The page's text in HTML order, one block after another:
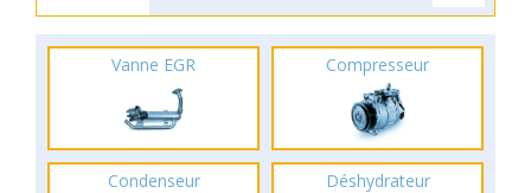
Vanne EGR Compresseur
Condenseur Déshydrateur